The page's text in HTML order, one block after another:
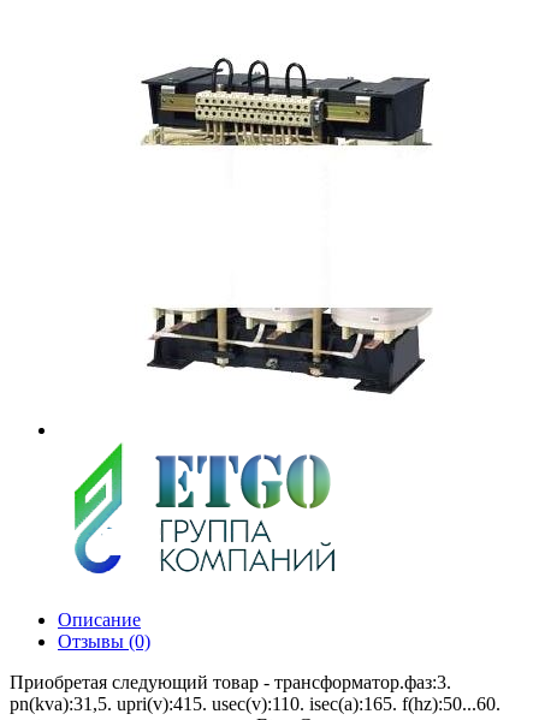
Описание
Отзывы (0)
Приобретая следующий товар - трансформатор.фаз:3.
pn(kva):31,5. upri(v):415. usec(v):110. isec(a):165. f(hz):50...60.